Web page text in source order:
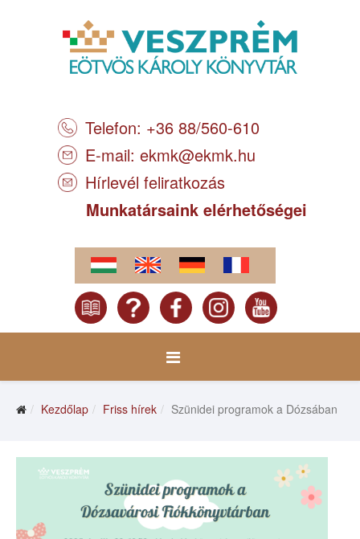
Telefon: +36 88/560-610
E-mail: ekmk@ekmk.hu
Hírlevél feliratkozás
Munkatársaink elérhetőségei
Kezdőlap Friss hírek Szünidei programok a Dózsában